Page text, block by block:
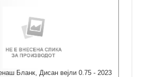
Бланк, Дисан вејли 0.75 - 2023